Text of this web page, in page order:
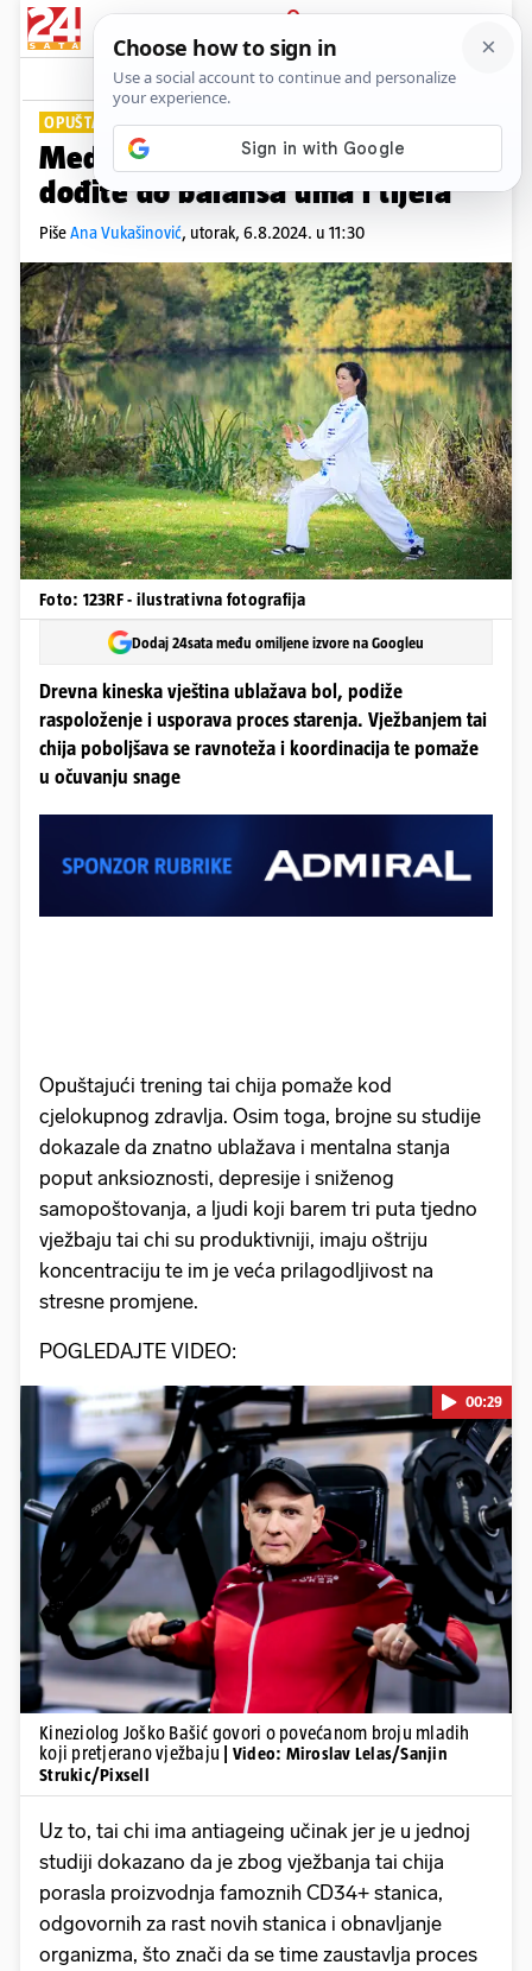
PRIJAVA
Lifestyle Komentari
OPUŠTAJUĆI TRENING
Meditativna praksa: Tai chijem
dođite do balansa uma i tijela
PišeAna Vukašinović, utorak, 6.8.2024. u 11:30
Foto: 123RF - ilustrativna fotografija
Dodaj 24sata među omiljene izvore na Googleu
Drevna kineska vještina ublažava bol, podiže
raspoloženje i usporava proces starenja. Vježbanjem tai
chija poboljšava se ravnoteža i koordinacija te pomaže
u očuvanju snage
Opuštajući trening tai chija pomaže kod
cjelokupnog zdravlja. Osim toga, brojne su studije
dokazale da znatno ublažava i mentalna stanja
poput anksioznosti, depresije i sniženog
samopoštovanja, a ljudi koji barem tri puta tjedno
vježbaju tai chi su produktivniji, imaju oštriju
koncentraciju te im je veća prilagodljivost na
stresne promjene.
POGLEDAJTE VIDEO:
Pokretanje videa...
00:29
Kineziolog Joško Bašić govori o povećanom broju mladih
koji pretjerano vježbaju
| Video: Miroslav Lelas/Sanjin
Strukic/Pixsell
Uz to, tai chi ima antiageing učinak jer je u jednoj
studiji dokazano da je zbog vježbanja tai chija
porasla proizvodnja famoznih CD34+ stanica,
odgovornih za rast novih stanica i obnavljanje
organizma, što znači da se time zaustavlja proces